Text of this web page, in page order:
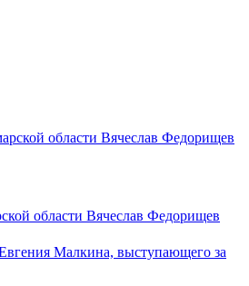
области Вячеслав Федорищев